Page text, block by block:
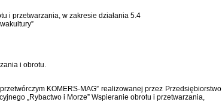
i przetwarzania, w zakresie działania 5.4
i obrotu.
KOMERS-MAG” realizowanej przez Przedsiębiorstwo
„Rybactwo i Morze” Wspieranie obrotu i przetwarzania,